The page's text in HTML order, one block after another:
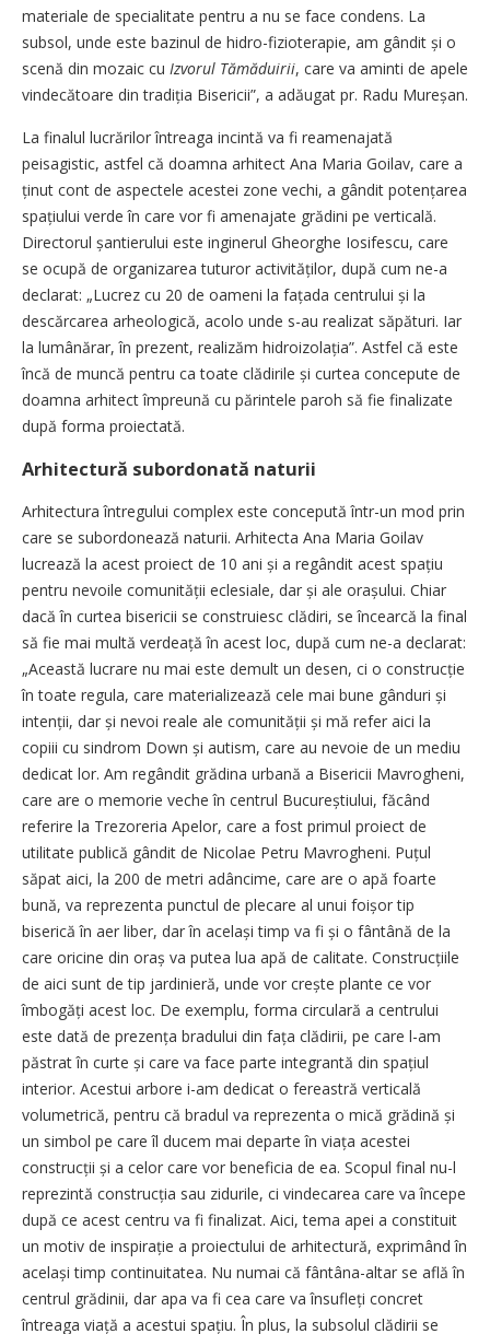
materiale de specialitate pentru a nu se face condens. La
subsol, unde este bazinul de hidro-fizioterapie, am gândit și o
scenă din mozaic cu Izvorul Tămăduirii, care va aminti de apele
vindecătoare din tradiția Bisericii”, a adăugat pr. Radu Mureșan.
La finalul lucrărilor întreaga incintă va fi reamenajată
peisagistic, astfel că doamna arhitect Ana Maria Goilav, care a
ținut cont de aspectele acestei zone vechi, a gândit potențarea
spa­țiului verde în care vor fi amenajate grădini pe verticală.
Directorul șantierului este inginerul Gheorghe Iosifescu, care
se ocupă de ­organizarea tuturor activităților, după cum ne-a
declarat: „Lucrez cu 20 de oameni la fațada centrului și la
descărcarea arheologică, acolo unde s-au realizat săpături. Iar
la lumânărar, în prezent, realizăm hidroizolația”. Astfel că este
încă de muncă pentru ca toate clădirile și curtea concepute de
doamna arhitect împreună cu părintele paroh să fie finalizate
după forma proiectată.
Arhitectură subordonată naturii
Arhitectura întregului complex este concepută într-un mod prin
care se subordonează naturii. Arhitecta Ana Maria Goilav
lucrează la acest proiect de 10 ani și a regândit acest spațiu
pentru nevoile comunității eclesiale, dar și ale orașului. Chiar
dacă în curtea bisericii se construiesc clădiri, se încearcă la final
să fie mai multă verdeață în acest loc, după cum ne-a declarat:
„Această lucrare nu mai este demult un desen, ci o construcție
în toate regula, care materializează cele mai bune gânduri și
intenții, dar și nevoi reale ale comunității și mă refer aici la
copiii cu sindrom Down și autism, care au nevoie de un mediu
dedicat lor. Am regândit grădina urbană a Bisericii Mavrogheni,
care are o memorie veche în centrul Bucureștiului, făcând
referire la Trezoreria Apelor, care a fost primul proiect de
utilitate publică gândit de Nicolae Petru Mavrogheni. Puțul
săpat aici, la 200 de metri adâncime, care are o apă foarte
bună, va reprezenta punctul de plecare al unui foișor tip
biserică în aer liber, dar în același timp va fi și o fântână de la
care oricine din oraș va putea lua apă de calitate. Construcțiile
de aici sunt de tip jardinieră, unde vor crește plante ce vor
îmbogăți acest loc. De exemplu, forma circulară a centrului
este dată de prezența bradului din fața clădirii, pe care l-am
păstrat în curte și care va face parte integrantă din spațiul
interior. Acestui arbore i-am dedicat o fereastră verticală
volumetrică, pentru că bradul va reprezenta o mică grădină și
un simbol pe care îl ducem mai departe în viața acestei
construcții și a celor care vor beneficia de ea. Scopul final nu-l
reprezintă construcția sau zidurile, ci vindecarea care va începe
după ce acest centru va fi finalizat. Aici, tema apei a constituit
un motiv de inspirație a proiectului de arhitectură, exprimând în
același timp continuitatea. Nu numai că fân­tâna-altar se află în
centrul grădinii, dar apa va fi cea care va însufleți concret
întreaga viață a acestui spațiu. În plus, la subsolul clădirii se